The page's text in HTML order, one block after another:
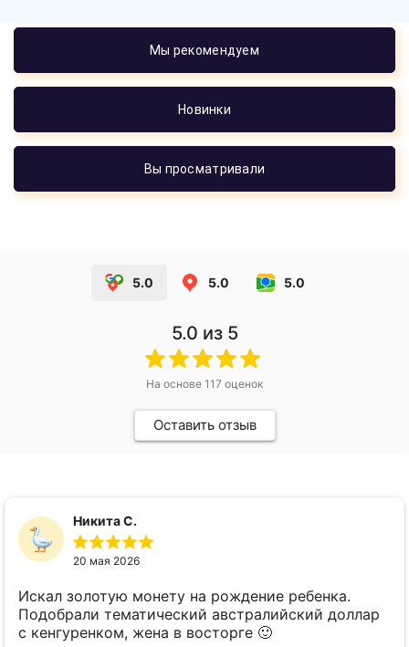
Мы рекомендуем
Новинки
Вы просматривали
5.0 5.0 5.0
5.0 из 5
На основе 117 оценок
Оставить отзыв
Никита С.
20 мая 2026
Искал золотую монету на рождение ребенка.
Подобрали тематический австралийский доллар
с кенгуренком, жена в восторге 🙂